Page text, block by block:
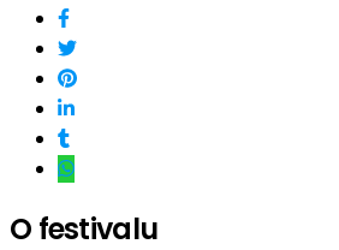
O festivalu